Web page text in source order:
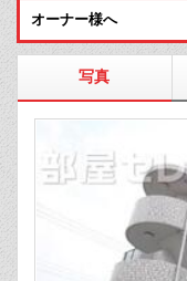
オーナー様へ
写真